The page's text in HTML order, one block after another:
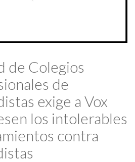
de Colegios
de
exige a Vox
los intolerables
contra